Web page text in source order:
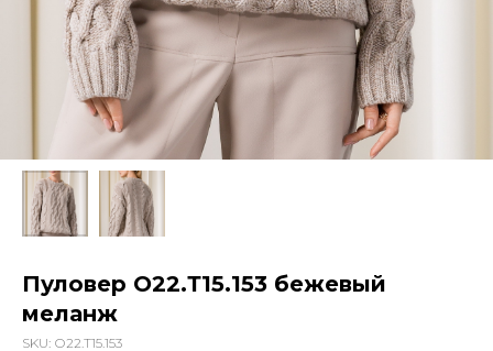
Пуловер О22.Т15.153 бежевый
меланж
SKU: О22.Т15.153